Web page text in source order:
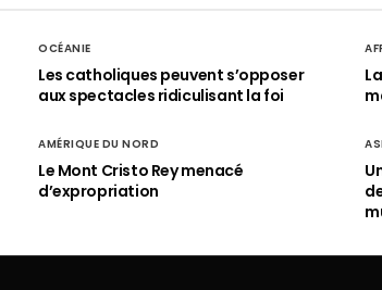
OCÉANIE
Les catholiques peuvent s’opposer
aux spectacles ridiculisant la foi
AMÉRIQUE DU NORD
Le Mont Cristo Rey menacé
d’expropriation